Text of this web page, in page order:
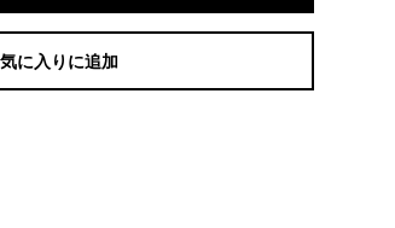
に入りに追加